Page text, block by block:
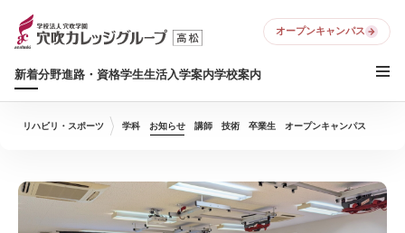
新着分野進路・資格学生生活入学案内学校案内
オープンキャンパス
リハビリ・スポーツ 学科 お知らせ 講師 技術 卒業生 オープンキャンパス